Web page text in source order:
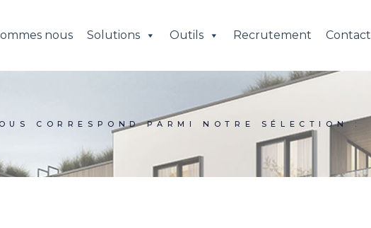
nous Solutions Outils Recrutement Contact
CORRESPOND PARMI NOTRE SÉLECTION :